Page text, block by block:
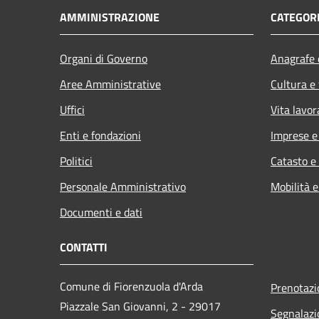
AMMINISTRAZIONE
Organi di Governo
Aree Amministrative
Uffici
Enti e fondazioni
Politici
Personale Amministrativo
Documenti e dati
Cultura
Vita
Imprese
Catasto
Mobilità
CONTATTI
Comune di Fiorenzuola d'Arda
Piazzale San Giovanni, 2 - 29017